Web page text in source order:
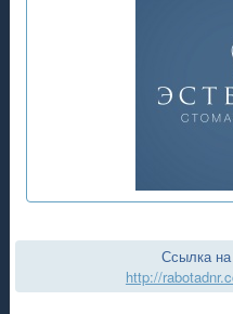
Ссылка на
http://